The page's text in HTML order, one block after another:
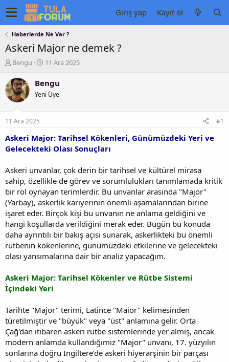
Giriş yap Kayıt ol
Haberlerde Ne Var ?
Askeri Major ne demek ?
K
n
u
y
b
a
ş
a
a
n
Bengu
B
ş
l
a
ç
t
a
i
h
i
11 Ara 2025
Bengu
Yeni Üye
11 Ara 2025 #1
Askeri Major: Tarihsel Kökenleri, Günümüzdeki Yeri ve
Gelecekteki Olası Sonuçları
Askeri unvanlar, çok derin bir tarihsel ve kültürel mirasa
sahip, özellikle de görev ve sorumlulukları tanımlamada kritik
bir rol oynayan terimlerdir. Bu unvanlar arasında "Major"
(Yarbay), askerlik kariyerinin önemli aşamalarından birine
işaret eder. Birçok kişi bu unvanın ne anlama geldiğini ve
hangi koşullarda verildiğini merak eder. Bugün bu konuda
daha ayrıntılı bir bakış açısı sunarak, askerlikteki bu önemli
rütbenin kökenlerine, günümüzdeki etkilerine ve gelecekteki
olası yansımalarına dair bir analiz yapacağım.
Askeri Major: Tarihsel Kökenler ve Rütbe Sistemi
İçindeki Yeri
Tarihte "Major" terimi, Latince "Maior" kelimesinden
türetilmiştir ve "büyük" veya "üst" anlamına gelir. Orta
Çağ'dan itibaren askeri rütbe sistemlerinde yer almış, ancak
modern anlamda kullandığımız "Major" unvanı, 17. yüzyılın
sonlarına doğru İngiltere’de askeri hiyerarşinin bir parçası